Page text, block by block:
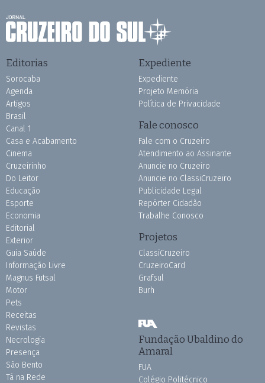
Editorias
Sorocaba
Agenda
Artigos
Brasil
Canal 1
Casa e Acabamento
Cinema
Cruzeirinho
Do Leitor
Educação
Esporte
Economia
Editorial
Exterior
Guia Saúde
Informação Livre
Magnus Futsal
Motor
Pets
Receitas
Revistas
Necrologia
Presença
São Bento
Tá na Rede
Expediente
Expediente
Projeto Memória
Política de Privacidade
Fale conosco
Fale com o Cruzeiro
Atendimento ao Assinante
Anuncie no Cruzeiro
Anuncie no ClassiCruzeiro
Publicidade Legal
Repórter Cidadão
Trabalhe Conosco
Projetos
ClassiCruzeiro
CruzeiroCard
Grafsul
Burh
Fundação Ubaldino do
Amaral
FUA
Colégio Politécnico